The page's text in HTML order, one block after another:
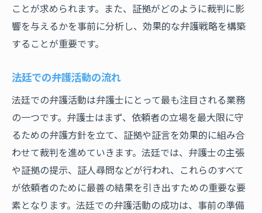
ことが求められます。また、証拠がどのように裁判に影
響を与えるかを事前に分析し、効果的な弁護戦略を構築
することが重要です。
法廷での弁護活動の流れ
法廷での弁護活動は弁護士にとって最も注目される業務
の一つです。弁護士はまず、依頼者の立場を最大限に守
るための弁護方針を立て、証拠や証言を効果的に組み合
わせて裁判を進めていきます。法廷では、弁護士の主張
や証拠の提示、証人尋問などが行われ、これらのすべて
が依頼者のために最善の結果を引き出すための重要な要
素となります。法廷での弁護活動の成功は、事前の準備